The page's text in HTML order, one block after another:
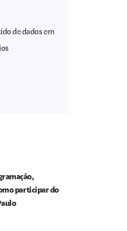
de dados em
participar do